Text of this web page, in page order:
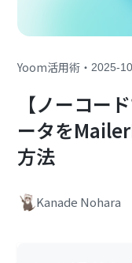
Yoom活用術 ・2025-
【ノーコー
ータを
方法
Kanade Nohara